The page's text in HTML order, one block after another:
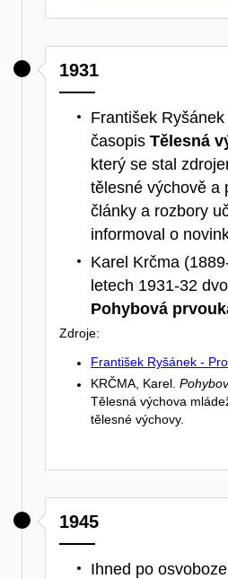
1931
František
časopis Tělesná
který se stal
tělesné výchově a
články a rozbory
informoval o
Karel Krčma
letech 1931-32
Pohybová
Zdroje:
František Ryšánek -
KRČMA, Karel.
Tělesná výchova
tělesné výchovy.
1945
Ihned po